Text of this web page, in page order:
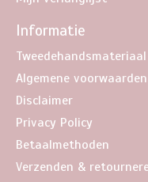
Informatie
Tweedehandsmateriaal
Algemene voorwaarden
Disclaimer
Privacy Policy
Betaalmethoden
Verzenden &